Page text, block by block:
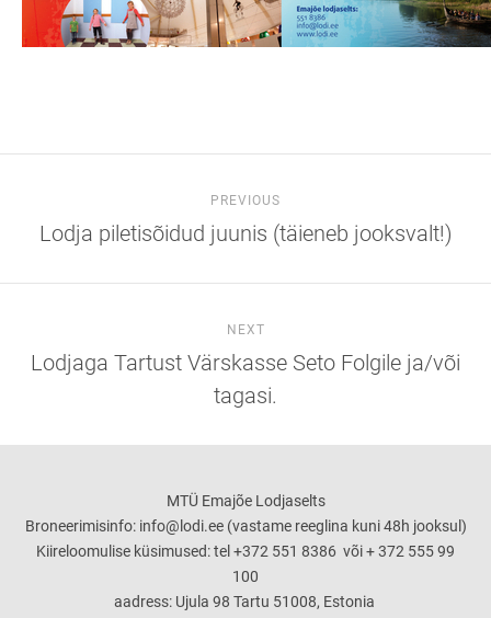
PREVIOUS
Lodja piletisõidud juunis (täieneb jooksvalt!)
NEXT
Lodjaga Tartust Värskasse Seto Folgile ja/või
tagasi.
MTÜ Emajõe Lodjaselts
Broneerimisinfo: info@lodi.ee (vastame reeglina kuni 48h jooksul)
Kiireloomulise küsimused: tel +372 551 8386 või + 372 555 99
100
aadress: Ujula 98 Tartu 51008, Estonia